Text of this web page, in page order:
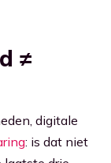
≠
digitale
: is dat niet